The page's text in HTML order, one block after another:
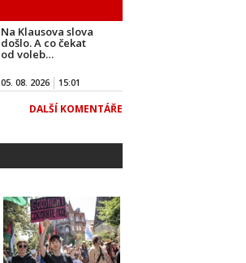
Na Klausova slova
došlo. A co čekat
od voleb…
05. 08. 2026 15:01
DALŠÍ KOMENTÁŘE